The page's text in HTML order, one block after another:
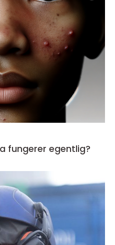
hva fungerer egentlig?